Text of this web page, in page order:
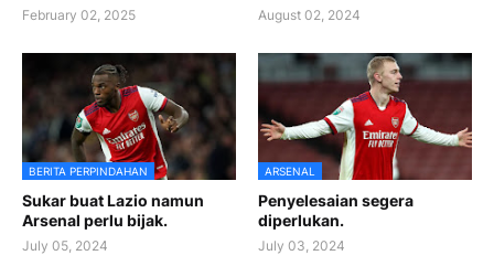
February 02, 2025 August 02, 2024
BERITA PERPINDAHAN
Sukar buat Lazio namun
Arsenal perlu bijak.
July 05, 2024
ARSENAL
Penyelesaian segera
diperlukan.
July 03, 2024